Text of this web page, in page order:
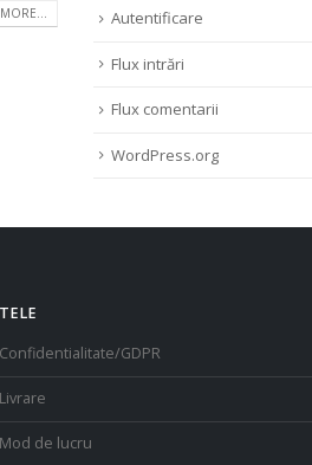
Autentificare
Flux intrări
Flux comentarii
WordPress.org
Confidentialitate/GDPR
Livrare
Mod de lucru